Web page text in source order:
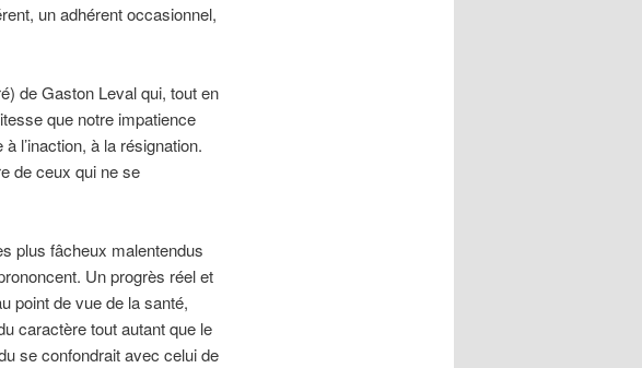
un adhérent occasionnel,
de Gaston Leval qui, tout en
que notre impatience
l’inaction, à la résignation.
de ceux qui ne se
plus fâcheux malentendus
Un progrès réel et
point de vue de la santé,
caractère tout autant que le
se confondrait avec celui de